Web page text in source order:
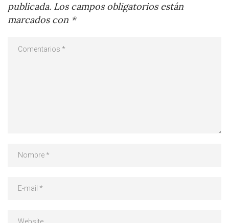
publicada. Los campos obligatorios están
marcados con *